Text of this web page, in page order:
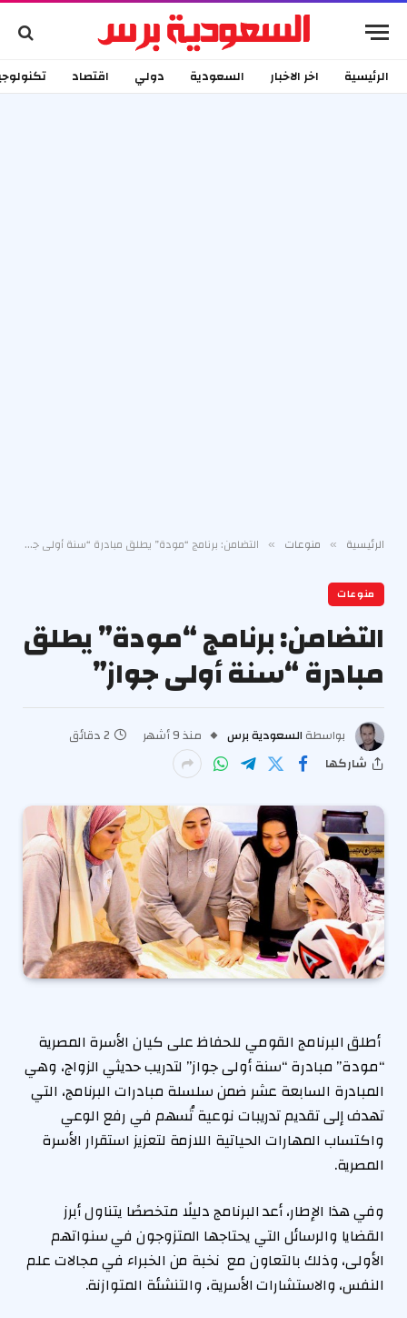
الرئيسية اخر الاخبار السعودية دولي اقتصاد
الرئيسية » منوعات » التضامن: برنامج “مودة” يطلق مبادرة “سنة أولى جواز”
منوعات
التضامن: برنامج “مودة” يطلق
مبادرة “سنة أولى جواز”
بواسطة السعودية برس منذ 9 أشهر
2 دقائق
شاركها
أطلق البرنامج القومي للحفاظ على كيان الأسرة المصرية
“مودة” مبادرة “سنة أولى جواز” لتدريب حديثي الزواج، وهي
المبادرة السابعة عشر ضمن سلسلة مبادرات البرنامج، التي
تهدف إلى تقديم تدريبات نوعية تُسهم في رفع الوعي
واكتساب المهارات الحياتية اللازمة لتعزيز استقرار الأسرة
المصرية.
وفي هذا الإطار، أعد البرنامج دليلًا متخصصًا يتناول أبرز
القضايا والرسائل التي يحتاجها المتزوجون في سنواتهم
الأولى، وذلك بالتعاون مع نخبة من الخبراء في مجالات علم
النفس، والاستشارات الأسرية، والتنشئة المتوازنة.